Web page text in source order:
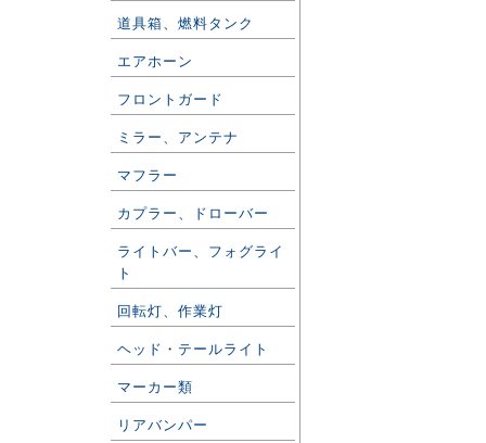
道具箱、燃料タンク
エアホーン
フロントガード
ミラー、アンテナ
マフラー
カプラー、ドローバー
ライトバー、フォグライ
ト
回転灯、作業灯
ヘッド・テールライト
マーカー類
リアバンパー